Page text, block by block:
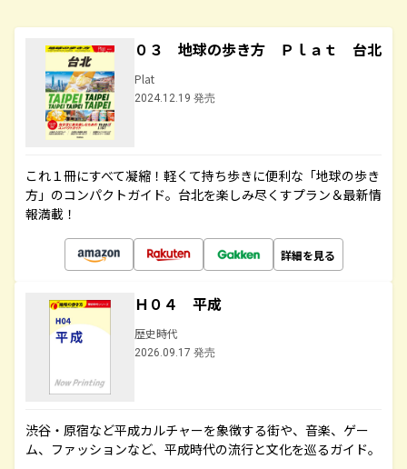
０３ 地球の歩き方 Ｐｌａｔ 台北
Plat
2024.12.19 発売
これ１冊にすべて凝縮！軽くて持ち歩きに便利な「地球の歩き
方」のコンパクトガイド。台北を楽しみ尽くすプラン＆最新情
報満載！
詳細を見る
Ｈ０４ 平成
歴史時代
2026.09.17 発売
渋谷・原宿など平成カルチャーを象徴する街や、音楽、ゲー
ム、ファッションなど、平成時代の流行と文化を巡るガイド。